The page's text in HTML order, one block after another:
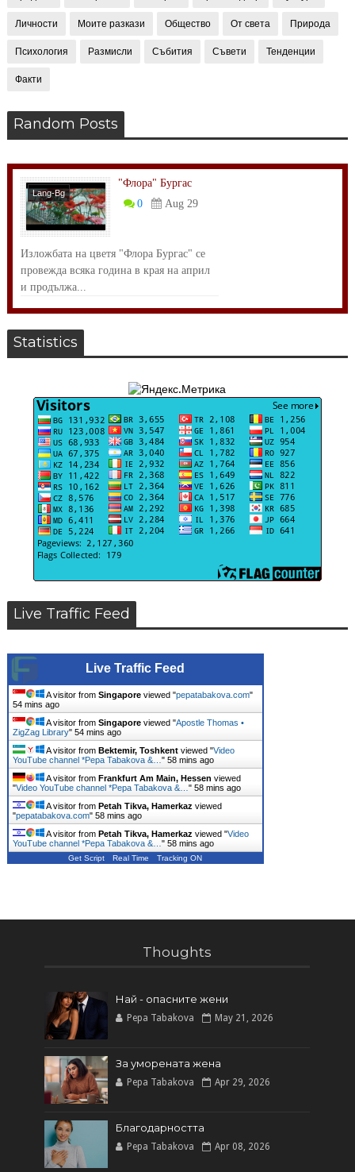
Личности Моите разкази Общество От света Природа
Психология Размисли Събития Съвети Тенденции
Факти
Random Posts
Lang-Bg
Събития
"Флора" Бургас
0
Aug 29
Изложбата на цветя "Флора Бургас" се
провежда всяка година в края на април
и продължа...
Statistics
Live Traffic Feed
Live Traffic Feed
A visitor from Singaporeviewed "pepatabakova.com"
54 mins ago
A visitor from Singaporeviewed "Apostle Thomas •
ZigZag Library" 54 mins ago
A visitor from Bektemir, Toshkentviewed "Video
YouTube channel *Pepa Tabakova &… " 58 mins ago
A visitor from Frankfurt Am Main, Hessen viewed
"Video YouTube channel *Pepa Tabakova &… " 58 mins ago
A visitor from Petah Tikva, Hamerkaz viewed
"pepatabakova.com" 58 mins ago
A visitor from Petah Tikva, Hamerkaz viewed "Video
YouTube channel *Pepa Tabakova &… " 58 mins ago
Get Script Real Time Tracking ON
Thoughts
Най - опасните жени
Pepa Tabakova May 21, 2026
За уморената жена
Pepa Tabakova Apr 29, 2026
Благодарността
Pepa Tabakova Apr 08, 2026